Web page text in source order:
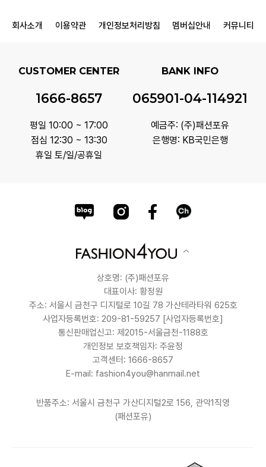
회사소개 이용약관 개인정보처리방침 멤버십안내 커뮤니티
CUSTOMER CENTER
1666-8657
평일 10:00 ~ 17:00
점심 12:30 ~ 13:30
휴일 토/일/공휴일
BANK INFO
065901-04-114921
예금주: (주)패션포유
은행명: KB국민은행
상호명: (주)패션포유
대표이사: 황정원
주소: 서울시 금천구 디지털로 10길 78 가산테라타워 625호
사업자등록번호: 209-81-59257 [사업자등록번호]
통신판매업신고: 제2015-서울금천-1188호
개인정보 보호책임자: 주윤정
고객센터: 1666-8657
E-mail: fashion4you@hanmail.net
반품주소: 서울시 금천구 가산디지털2로 156, 관악1직영
(패션포유)